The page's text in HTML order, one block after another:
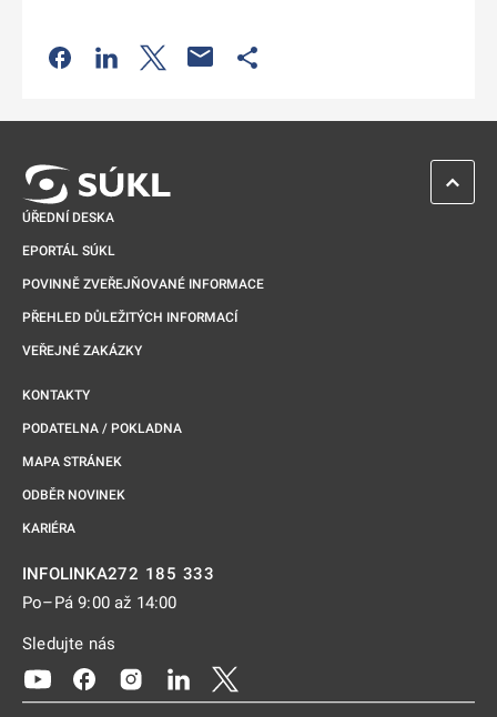
Odkaz se otevře na nové kartě
Odkaz se otevře na nové kartě
Odkaz se otevře na nové kartě
ÚŘEDNÍ DESKA
EPORTÁL SÚKL
POVINNĚ ZVEŘEJŇOVANÉ INFORMACE
PŘEHLED DŮLEŽITÝCH INFORMACÍ
VEŘEJNÉ ZAKÁZKY
KONTAKTY
PODATELNA / POKLADNA
MAPA STRÁNEK
ODBĚR NOVINEK
KARIÉRA
INFOLINKA272 185 333
Po–Pá 9:00 až 14:00
Sledujte nás
Odkaz se otevře na nové kartě
Odkaz se otevře na nové kartě
Odkaz se otevře na nové kartě
Odkaz se otevře na nové kartě
ZPĚT